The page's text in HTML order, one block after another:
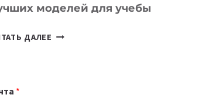
моделей для учебы
ДАЛЕЕ КАКОЙ
*